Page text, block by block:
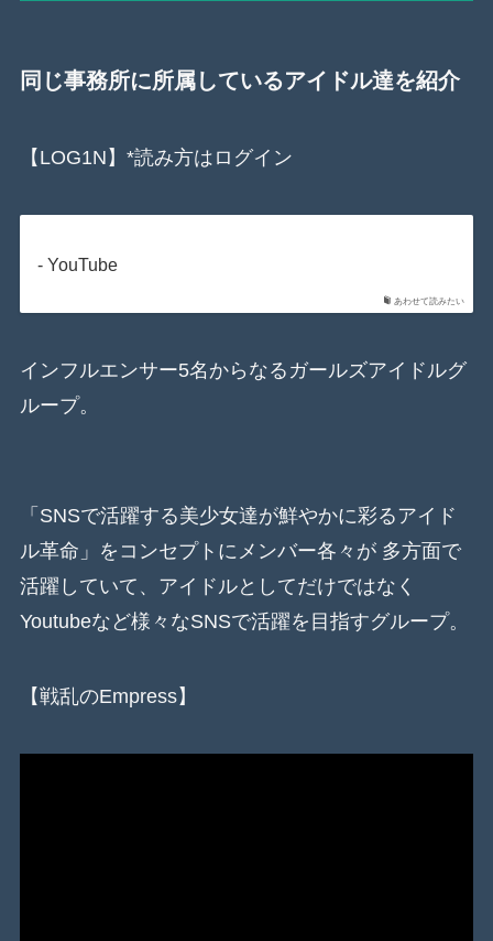
同じ事務所に所属しているアイドル達を紹介
【LOG1N】*読み方はログイン
あわせて読みたい
- YouTube
インフルエンサー5名からなるガールズアイドルグ
ループ。
「SNSで活躍する美少女達が鮮やかに彩るアイド
ル革命」をコンセプトにメンバー各々が 多方面で
活躍していて、アイドルとしてだけではなく
Youtubeなど様々なSNSで活躍を目指すグループ。
【戦乱のEmpress】